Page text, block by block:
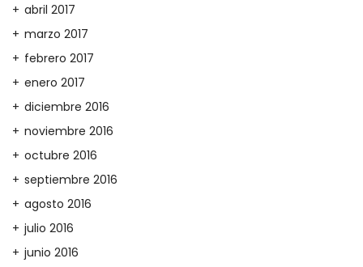
abril 2017
marzo 2017
febrero 2017
enero 2017
diciembre 2016
noviembre 2016
octubre 2016
septiembre 2016
agosto 2016
julio 2016
junio 2016